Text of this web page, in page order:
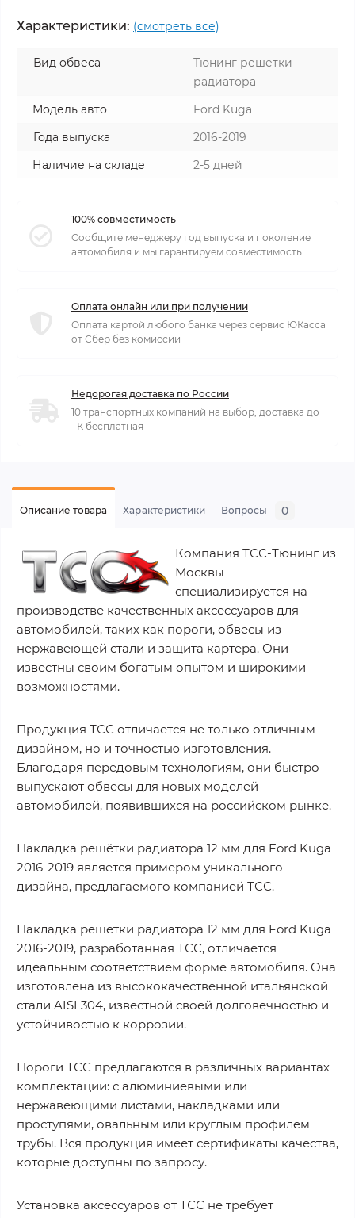
Характеристики: (смотреть все)
Вид обвеса
Тюнинг решетки
радиатора
Модель авто
Ford Kuga
Года выпуска
2016-2019
Наличие на складе
2-5 дней
100% совместимость
Сообщите менеджеру год выпуска и поколение
автомобиля и мы гарантируем совместимость
Оплата онлайн или при получении
Оплата картой любого банка через сервис ЮКасса
от Сбер без комиссии
Недорогая доставка по России
10 транспортных компаний на выбор, доставка до
ТК бесплатная
Описание товара Характеристики Вопросы 0
Компания ТСС-Тюнинг из
Москвы
специализируется на
производстве качественных аксессуаров для
автомобилей, таких как пороги, обвесы из
нержавеющей стали и защита картера. Они
известны своим богатым опытом и широкими
возможностями.
Продукция ТСС отличается не только отличным
дизайном, но и точностью изготовления.
Благодаря передовым технологиям, они быстро
выпускают обвесы для новых моделей
автомобилей, появившихся на российском рынке.
Накладка решётки радиатора 12 мм для Ford Kuga
2016-2019 является примером уникального
дизайна, предлагаемого компанией ТСС.
Накладка решётки радиатора 12 мм для Ford Kuga
2016-2019, разработанная ТСС, отличается
идеальным соответствием форме автомобиля. Она
изготовлена из высококачественной итальянской
стали AISI 304, известной своей долговечностью и
устойчивостью к коррозии.
Пороги ТСС предлагаются в различных вариантах
комплектации: с алюминиевыми или
нержавеющими листами, накладками или
проступями, овальным или круглым профилем
трубы. Вся продукция имеет сертификаты качества,
которые доступны по запросу.
Установка аксессуаров от ТСС не требует